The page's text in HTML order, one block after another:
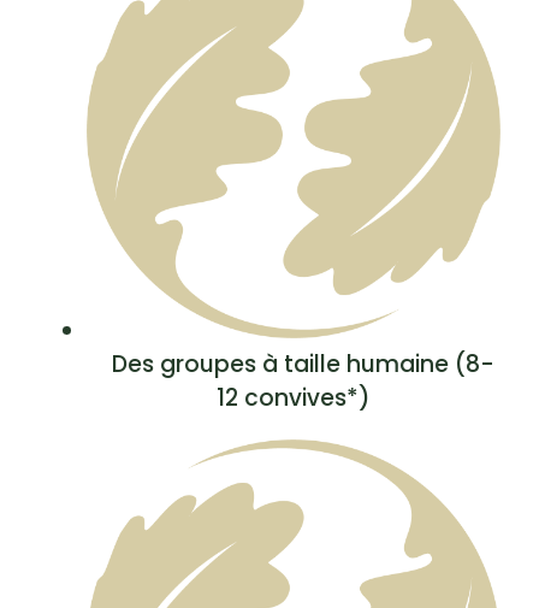
Des groupes à taille humaine (8-
12 convives*)